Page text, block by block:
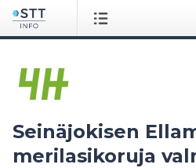
Seinäjokisen
merilasikoruja